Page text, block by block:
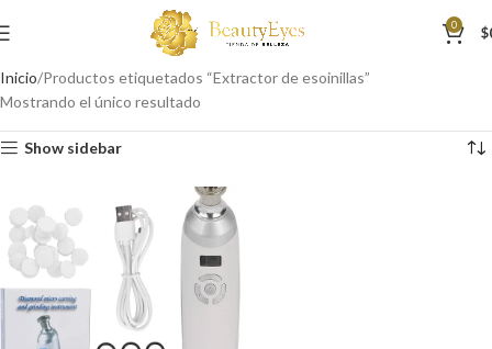
0 $
Inicio Productos etiquetados “Extractor de esoinillas”
Mostrando el único resultado
Show sidebar